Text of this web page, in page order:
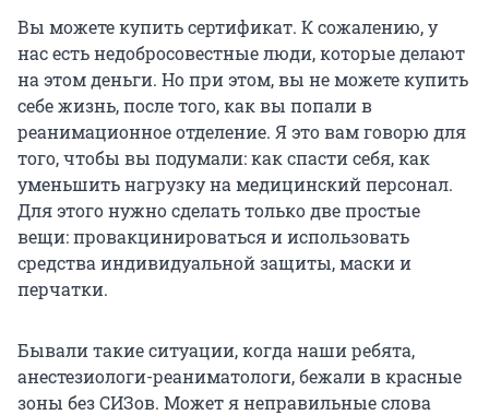
Вы можете купить сертификат. К сожалению, у
нас есть недобросовестные люди, которые делают
на этом деньги. Но при этом, вы не можете купить
себе жизнь, после того, как вы попали в
реанимационное отделение. Я это вам говорю для
того, чтобы вы подумали: как спасти себя, как
уменьшить нагрузку на медицинский персонал.
Для этого нужно сделать только две простые
вещи: провакцинироваться и использовать
средства индивидуальной защиты, маски и
перчатки.
Бывали такие ситуации, когда наши ребята,
анестезиологи-реаниматологи, бежали в красные
зоны без СИЗов. Может я неправильные слова